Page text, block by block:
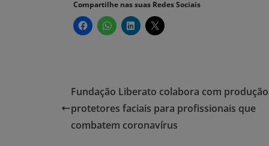
Compartilhe nas suas Redes Sociais
Fundação Liberato colabora com
protetores faciais para profissionais que
combatem coronavírus